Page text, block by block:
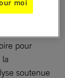
pour
la
soutenue
moi